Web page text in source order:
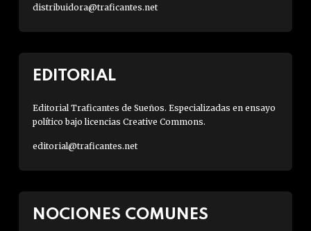
distribuidora@traficantes.net
EDITORIAL
Editorial Traficantes de Sueños. Especializadas en ensayo
político bajo licencias Creative Commons.
editorial@traficantes.net
NOCIONES COMUNES